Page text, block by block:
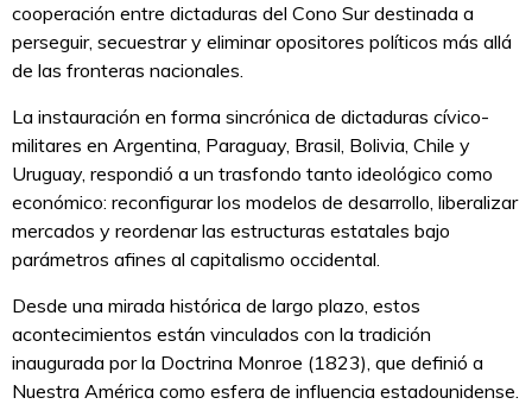
cooperación entre dictaduras del Cono Sur destinada a
perseguir, secuestrar y eliminar opositores políticos más allá
de las fronteras nacionales.
La instauración en forma sincrónica de dictaduras cívico-
militares en Argentina, Paraguay, Brasil, Bolivia, Chile y
Uruguay, respondió a un trasfondo tanto ideológico como
económico: reconfigurar los modelos de desarrollo, liberalizar
mercados y reordenar las estructuras estatales bajo
parámetros afines al capitalismo occidental.
Desde una mirada histórica de largo plazo, estos
acontecimientos están vinculados con la tradición
inaugurada por la Doctrina Monroe (1823), que definió a
Nuestra América como esfera de influencia estadounidense.